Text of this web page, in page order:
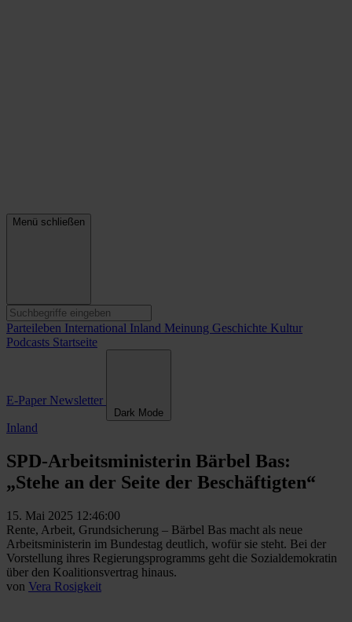
Menü schließen
Parteileben International Inland Meinung Geschichte Kultur
Podcasts Startseite
E-Paper Newsletter
Dark Mode
Inland
SPD-Arbeitsministerin Bärbel Bas:
„Stehe an der Seite der Beschäftigten“
15. Mai 2025 12:46:00
Rente, Arbeit, Grundsicherung – Bärbel Bas macht als neue
Arbeitsministerin im Bundestag deutlich, wofür sie steht. Bei der
Vorstellung ihres Regierungsprogramms geht die Sozialdemokratin
über den Koalitionsvertrag hinaus.
von Vera Rosigkeit